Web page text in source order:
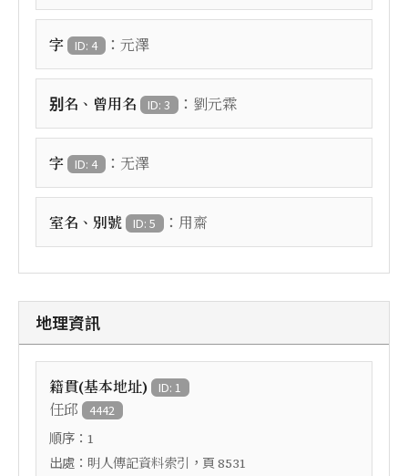
字 ID: 4 ： 元澤
别名、曾用名 ID: 3 ： 劉元霖
字 ID: 4 ： 无澤
室名、別號 ID: 5 ： 用齋
地理資訊
籍貫(基本地址) ID: 1
任邱 4442
順序： 1
出處： 明人傳記資料索引 ，頁 8531